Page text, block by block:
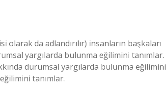
da adlandırılır) insanların başkaları
yargılarda bulunma eğilimini tanımlar.
durumsal yargılarda bulunma eğilimini
tanımlar.